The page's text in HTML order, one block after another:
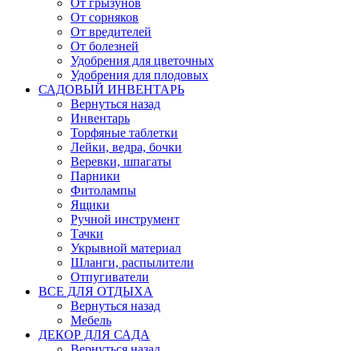
От сорняков
От вредителей
От болезней
Удобрения для цветочных
Удобрения для плодовых
САДОВЫЙ ИНВЕНТАРЬ
Вернуться назад
Инвентарь
Торфяные таблетки
Лейки, ведра, бочки
Веревки, шпагаты
Парники
Фитолампы
Ящики
Ручной инструмент
Тачки
Укрывной материал
Шланги, распылители
Отпугиватели
ВСЕ ДЛЯ ОТДЫХА
Вернуться назад
Мебель
ДЕКОР ДЛЯ САДА